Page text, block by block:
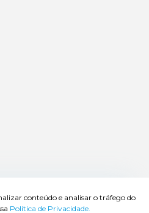
conteúdo e analisar o tráfego do
Política de Privacidade.